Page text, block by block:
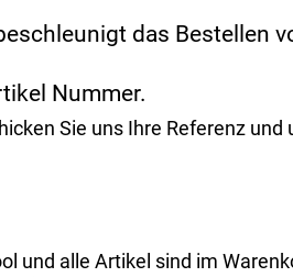
das Bestellen
Nummer.
Sie uns Ihre Referenz
und alle Artikel sind im